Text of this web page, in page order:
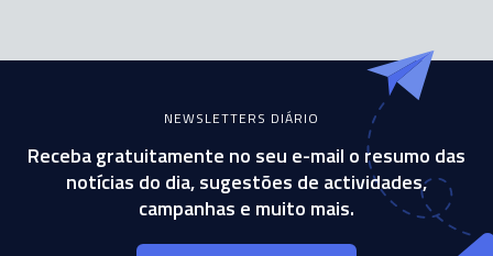
NEWSLETTERS DIÁRIO
Receba gratuitamente no seu e-mail o resumo das
notícias do dia, sugestões de actividades,
campanhas e muito mais.